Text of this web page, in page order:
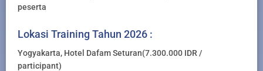
peserta
Lokasi Training Tahun 2026 :
Yogyakarta, Hotel Dafam Seturan(7.300.000 IDR /
participant)